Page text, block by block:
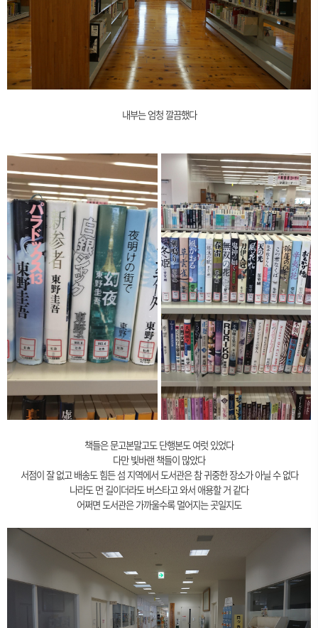
내부는 엄청 깔끔했다
책들은 문고본말고도 단행본도 여럿 있었다
다만 빛바랜 책들이 많았다
서점이 잘 없고 배송도 힘든 섬 지역에서 도서관은 참 귀중한 장소가 아닐 수 없다
나라도 먼 길이더라도 버스타고 와서 애용할 거 같다
어쩌면 도서관은 가까울수록 멀어지는 곳일지도